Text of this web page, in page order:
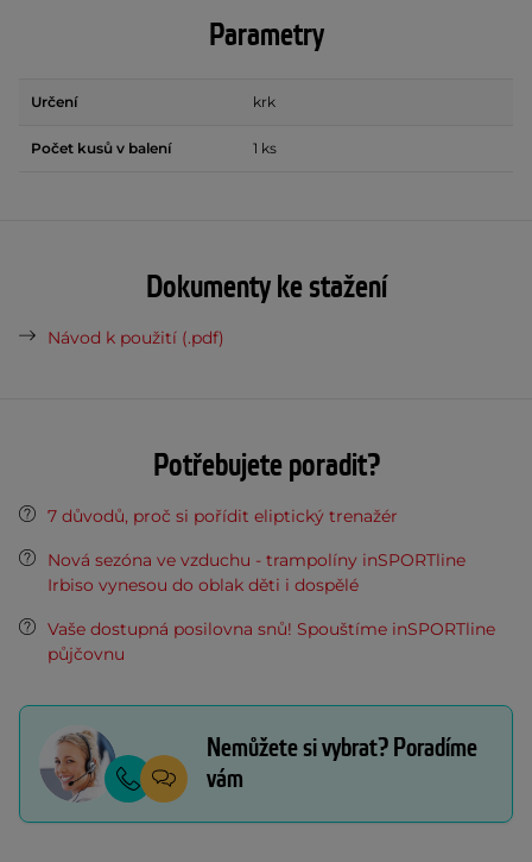
Parametry
Určení krk
Počet kusů v balení 1 ks
Dokumenty ke stažení
Návod k použití (.pdf)
Potřebujete poradit?
7 důvodů, proč si pořídit eliptický trenažér
Nová sezóna ve vzduchu - trampolíny inSPORTline
Irbiso vynesou do oblak děti i dospělé
Vaše dostupná posilovna snů! Spouštíme inSPORTline
půjčovnu
Nemůžete si vybrat? Poradíme
vám